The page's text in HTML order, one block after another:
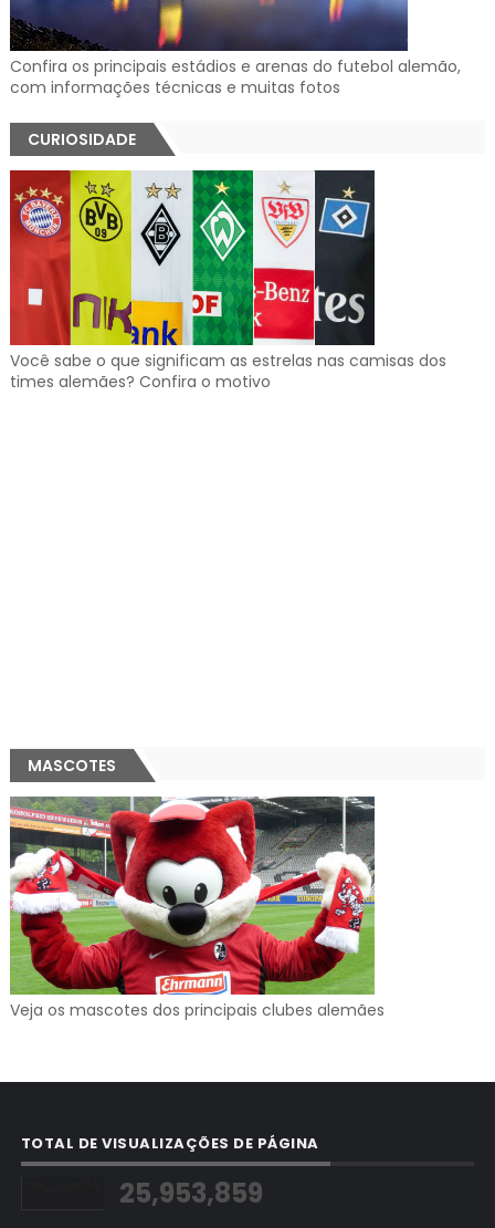
Confira os principais estádios e arenas do futebol alemão,
com informações técnicas e muitas fotos
CURIOSIDADE
Você sabe o que significam as estrelas nas camisas dos
times alemães? Confira o motivo
MASCOTES
Veja os mascotes dos principais clubes alemães
TOTAL DE VISUALIZAÇÕES DE PÁGINA
25,953,859